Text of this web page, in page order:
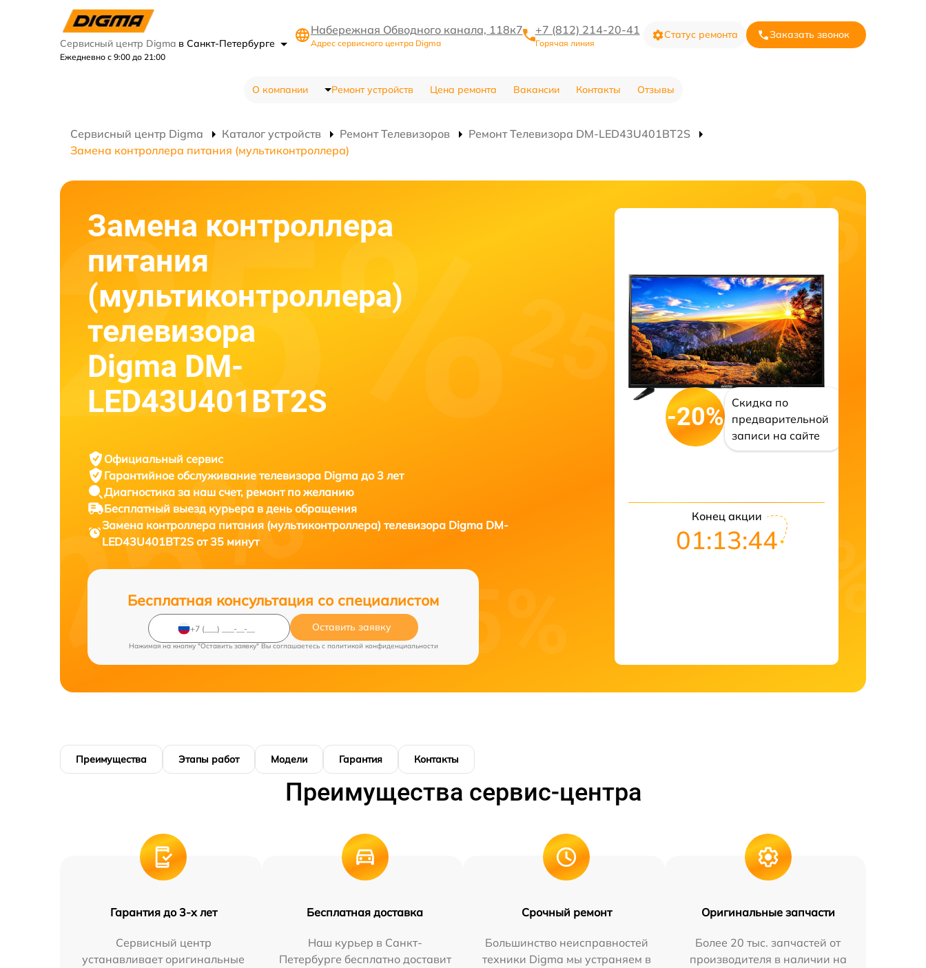
Сервисный центр Digma в Санкт-Петербурге
Ежедневно с 9:00 до 21:00
Набережная Обводного канала, 118к7
Адрес сервисного центра Digma
+7 (812) 214-20-41
Горячая линия
Статус ремонта Заказать звонок
О компании Ремонт устройств Цена ремонта Вакансии Контакты Отзывы
Сервисный центр Digma Каталог устройств Ремонт Телевизоров
Ремонт Телевизора DM-LED43U401BT2S
Замена контроллера питания (мультиконтроллера)
Замена контроллера
питания
(мультиконтроллера)
телевизора
Digma DM-
LED43U401BT2S
Официальный сервис
Гарантийное обслуживание телевизора Digma до 3 лет
Диагностика за наш счет, ремонт по желанию
Бесплатный выезд курьера в день обращения
Замена контроллера питания (мультиконтроллера) телевизора Digma DM-
LED43U401BT2S от 35 минут
Бесплатная консультация со специалистом
Оставить заявку
Нажимая на кнопку "Оставить заявку" Вы соглашаетесь c политикой конфиденциальности
-20%
Скидка по
предварительной
записи на сайте
Конец акции
01:13:43
Преимущества Этапы работ Модели Гарантия Контакты
Преимущества сервис-центра
Гарантия до 3-х лет
Сервисный центр
устанавливает оригинальные
Бесплатная доставка
Наш курьер в Санкт-
Петербурге бесплатно доставит
Срочный ремонт
Большинство неисправностей
техники Digma мы устраняем в
Оригинальные запчасти
Более 20 тыс. запчастей от
производителя в наличии на